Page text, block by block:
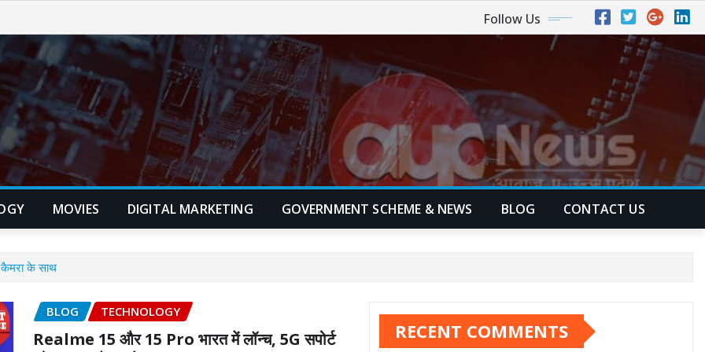
Follow Us
MOVIES DIGITAL MARKETING GOVERNMENT SCHEME & NEWS BLOG CONTACT US
के साथ
BLOG TECHNOLOGY
Realme 15 और 15 Pro भारत में लॉन्च, 5G सपोर्ट
RECENT COMMENTS